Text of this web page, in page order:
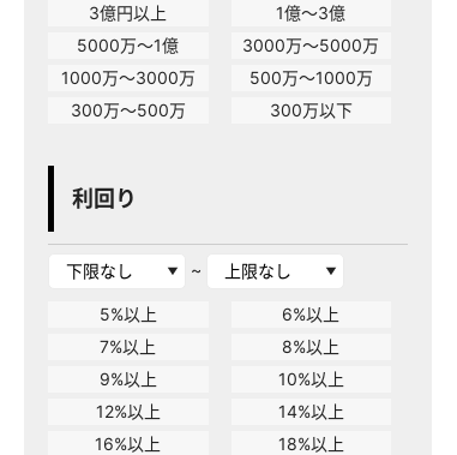
3億円以上
1億～3億
5000万～1億
3000万～5000万
1000万～3000万
500万～1000万
300万～500万
300万以下
利回り
~
5%以上
6%以上
7%以上
8%以上
9%以上
10%以上
12%以上
14%以上
16%以上
18%以上